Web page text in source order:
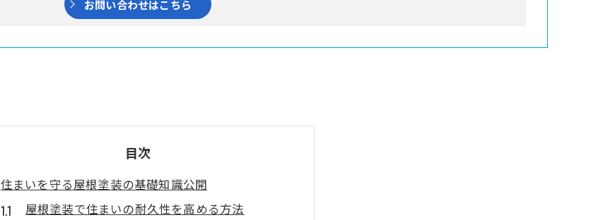
お問い合わせはこちら
目次
住まいを守る屋根塗装の基礎知識公開
屋根塗装で住まいの耐久性を高める方法